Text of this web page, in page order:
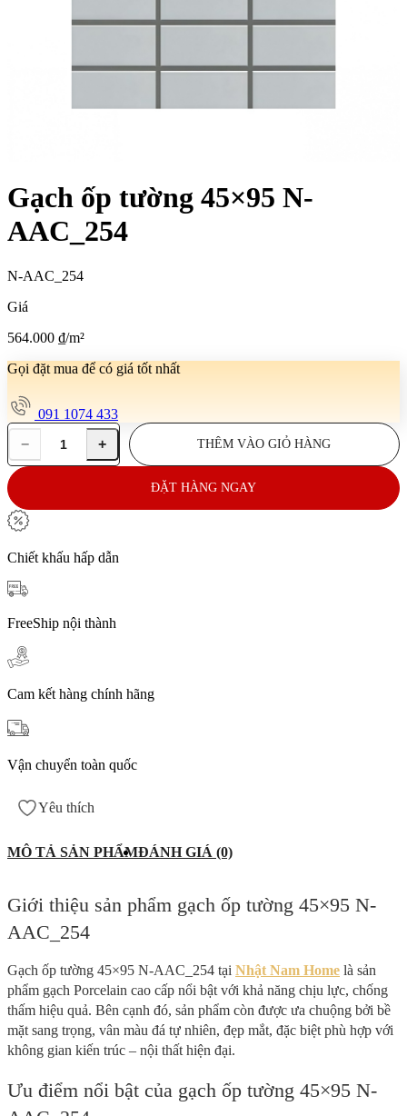
Gạch ốp tường 45×95 N-
AAC_254
N-AAC_254
Giá
564.000 ₫/m²
Gọi đặt mua để có giá tốt nhất
091 1074 433
Gạch
ốp
tường
45x95
N-
AAC_254
lượng
− + THÊM VÀO GIỎ HÀNG
ĐẶT HÀNG NGAY
Chiết khấu hấp dẫn
FreeShip nội thành
Cam kết hàng chính hãng
Vận chuyển toàn quốc
Yêu thích
MÔ TẢ SẢN PHẨMĐÁNH GIÁ (0)
Giới thiệu sản phẩm gạch ốp tường 45×95 N-
AAC_254
Gạch ốp tường 45×95 N-AAC_254 tại Nhật Nam Home là sản
phẩm gạch Porcelain cao cấp nổi bật với khả năng chịu lực, chống
thấm hiệu quả. Bên cạnh đó, sản phẩm còn được ưa chuộng bởi bề
mặt sang trọng, vân màu đá tự nhiên, đẹp mắt, đặc biệt phù hợp với
không gian kiến trúc – nội thất hiện đại.
Ưu điểm nổi bật của gạch ốp tường 45×95 N-